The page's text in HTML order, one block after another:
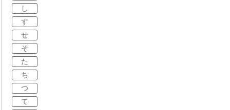
し
す
せ
そ
た
ち
つ
て